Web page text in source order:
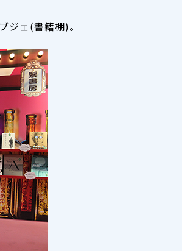
ジェ(書籍棚)。